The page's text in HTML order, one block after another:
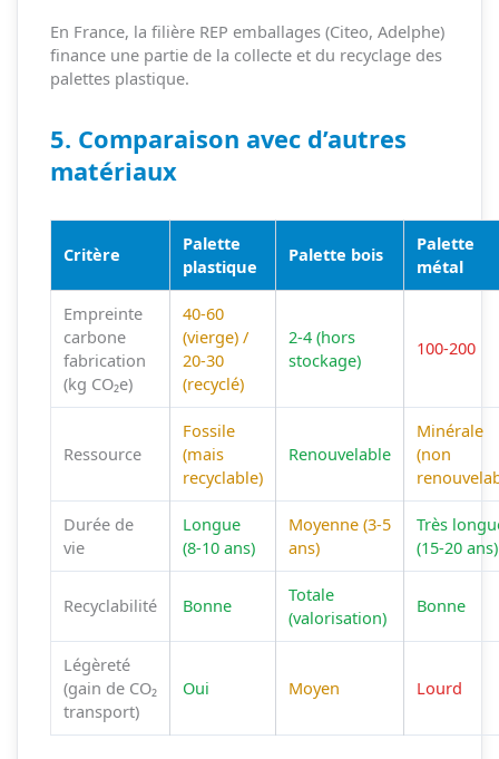
En France, la filière REP emballages (Citeo, Adelphe)
finance une partie de la collecte et du recyclage des
palettes plastique.
5. Comparaison avec d’autres
matériaux
Critère
Palette
plastique
Palette bois
Palette
métal
Empreinte
carbone
fabrication
(kg CO₂e)
40-60
(vierge) /
20-30
(recyclé)
2-4 (hors
stockage)
100-200
Ressource
Fossile
(mais
recyclable)
Renouvelable
Minérale
(non
Durée de
vie
Longue
(8-10 ans)
Moyenne (3-5
ans)
Très
(15-20 ans)
Recyclabilité Bonne
Totale
(valorisation)
Bonne
Légèreté
(gain de CO₂
transport)
Oui Moyen Lourd